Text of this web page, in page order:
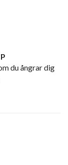
du ångrar dig